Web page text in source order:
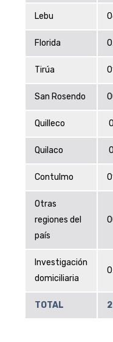
Lebu
Florida
Tirúa
San Rosendo
Quilleco
Quilaco
Contulmo
Otras
regiones del
país
Investigación
domiciliaria
TOTAL